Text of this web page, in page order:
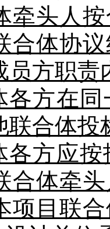
牵头人
合体协
员方职
各方在
联合体
各方应
合体牵
项目联